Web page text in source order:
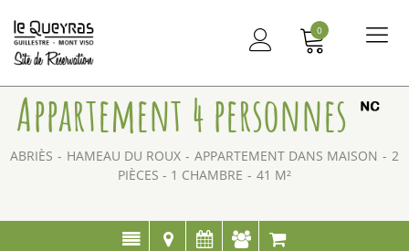
0
Appartement 4 personnes
ABRIÈS HAMEAU DU ROUX APPARTEMENT DANS MAISON
2
PIÈCES - 1 CHAMBRE
41 M²